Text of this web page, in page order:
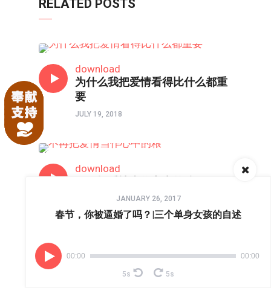
RELATED POSTS
download
为什么我把爱情看得比什么都重
要
JULY 19, 2018
download
SEPTEMBER 19, 2018
LEAVE A REPLY
JANUARY 26, 2017
春节，你被逼婚了吗？|三个单身女孩的自述
00:00 00:00
5s 5s